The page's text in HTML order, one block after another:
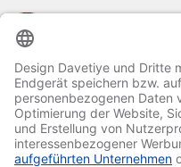
+49 (0) 21 51 - 7 633 633
Montag bis Donnerstag:
von 8:00 - 13:00
und von 14:00 - 17:00 Uhr
Freitag:
von 8:00 - 13:00
und von 14:00 - 15:30 Uhr